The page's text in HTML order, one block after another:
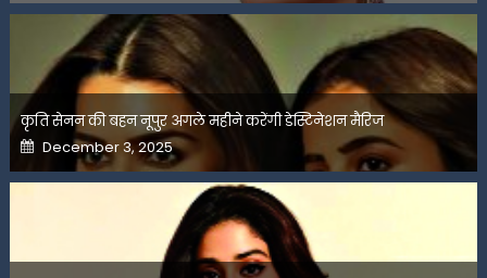
कृति सेनन की बहन नूपुर अगले महीने करेंगी डेस्टिनेशन मैरिज
Posted
on
December 3, 2025